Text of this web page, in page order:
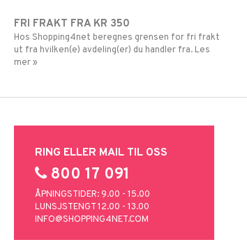
FRI FRAKT FRA KR 350
Hos Shopping4net beregnes grensen for fri frakt
ut fra hvilken(e) avdeling(er) du handler fra. Les
mer »
RING ELLER MAIL TIL OSS
800 17 091
ÅPNINGSTIDER: 9.00 - 15.00
LUNSJSTENGT 12.00 - 13.00
INFO@SHOPPING4NET.COM